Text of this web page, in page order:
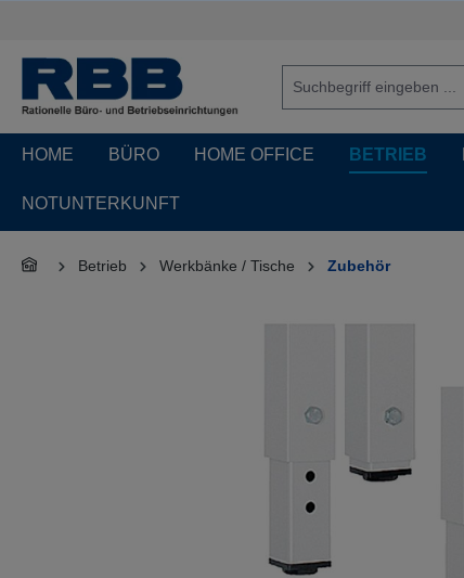
HOME BÜRO HOME OFFICE BETRIEB
NOTUNTERKUNFT
Betrieb Werkbänke / Tische Zubehör